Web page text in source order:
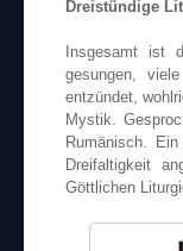
Dreistündige
Insgesamt ist
gesungen,
entzündet,
Mystik.
Rumänisch.
Dreifaltigkeit
Göttlichen